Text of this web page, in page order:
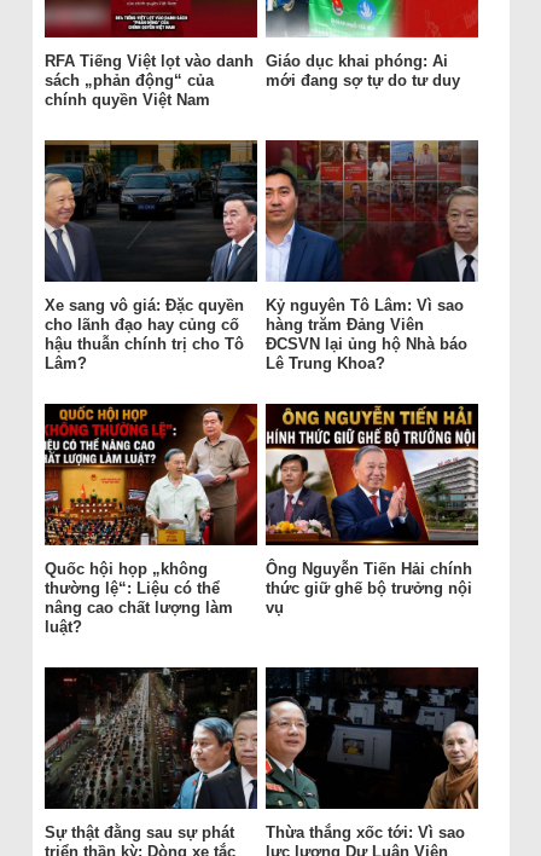
RFA Tiếng Việt lọt vào danh
sách „phản động“ của
chính quyền Việt Nam
Giáo dục khai phóng: Ai
mới đang sợ tự do tư duy
Xe sang vô giá: Đặc quyền
cho lãnh đạo hay củng cố
hậu thuẫn chính trị cho Tô
Lâm?
Kỷ nguyên Tô Lâm: Vì sao
hàng trăm Đảng Viên
ĐCSVN lại ủng hộ Nhà báo
Lê Trung Khoa?
Quốc hội họp „không
thường lệ“: Liệu có thể
nâng cao chất lượng làm
luật?
Ông Nguyễn Tiến Hải chính
thức giữ ghế bộ trưởng nội
vụ
Sự thật đằng sau sự phát
triển thần kỳ: Dòng xe tắc
Thừa thắng xốc tới: Vì sao
lực lượng Dư Luận Viên